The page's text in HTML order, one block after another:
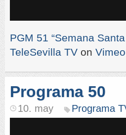
PGM 51 “Semana
TeleSevilla TV on Vimeo
Programa 50
10. may Programa